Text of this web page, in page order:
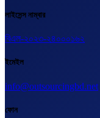
লাইসেন্স নাম্বার
বিএল-২০২৩-২৪০০০১৬২
ইমেইল
info@outsourcingbd.net
ফোন